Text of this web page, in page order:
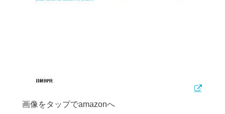
画像をタップでamazonへ